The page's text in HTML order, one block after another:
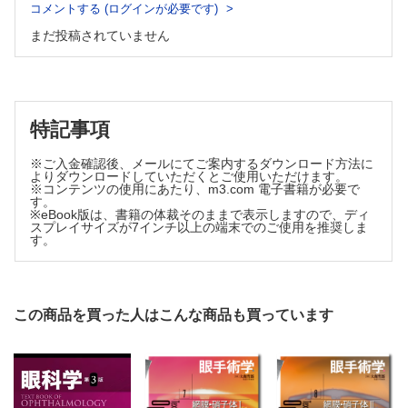
6．人工虹彩
1．成熟白内障
2．小瞳孔
5．後極白内障
6．Zinn小帯断裂（カプセルエキスパンダー）
7．Zinn小帯断裂（CTR）
落屑症候群に対するcapsular tension ring挿入法
8．角膜内皮細胞密度減少眼
9．角膜混濁眼
10．小角膜眼
11．術中虹彩緊張低下症候群（IFIS）
12．糖尿病と白内障手術
4．infusion misdirection syndrome（IMS）
6．Descemet膜剝離
Ⅹ．術後管理・合併症
1．術後管理
2．眼圧上昇
術者の姿勢
術中自動点眼装置
3．制御糸
6．創口の縫合
7．角膜切開
耳側切開のコツ
8．経結膜・強角膜一面切開
9．前嚢切開（チストトーム）
10．前嚢切開（鑷子）
12．核処理（一手法）
14．核処理（biaxial phaco法）
15．核処理（プレチョップ法）
epinucleusが残った場合
コメントする (ログインが必要です)
まだ投稿されていません
特記事項
※ご入金確認後、メールにてご案内するダウンロード方法に
よりダウンロードしていただくとご使用いただけます。
※コンテンツの使用にあたり、m3.com 電子書籍が必要で
す。
※eBook版は、書籍の体裁そのままで表示しますので、ディ
スプレイサイズが7インチ以上の端末でのご使用を推奨しま
す。
この商品を買った人はこんな商品も買っています